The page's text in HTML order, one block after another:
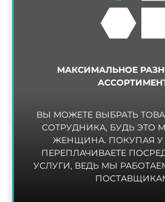
МАКСИМАЛЬНОЕ
ВЫ МОЖЕТЕ ВЫБРАТЬ
СОТРУДНИКА, БУДЬ ЭТО
ЖЕНЩИНА. ПОКУПАЯ У
ПЕРЕПЛАЧИВАЕТЕ
УСЛУГИ, ВЕДЬ МЫ